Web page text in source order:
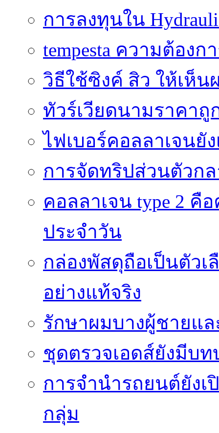
การลงทุนใน
tempesta ความต้อง
วิธีใช้ซิงค์ สิว ให้เห็
ทัวร์เวียดนามราคาถู
ไฟเบอร์คอลลาเจนยั
การจัดทริปส่วนตัวก
คอลลาเจน type 2
ประจำวัน
กล่องพัสดุถือเป็นตัว
อย่างแท้จริง
รักษาผมบางผู้ชายแ
ชุดตรวจเอดส์ยังมีบ
การจำนำรถยนต์ยัง
กลุ่ม